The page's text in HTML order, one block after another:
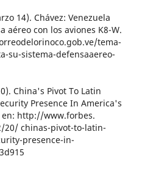
14). Chávez: Venezuela
aéreo con los aviones K8-W.
tema-
su-sistema-defensaaereo-
China's Pivot To Latin
Presence In America's
en: http://www.forbes.
20/ chinas-pivot-to-latin-
presence-in-